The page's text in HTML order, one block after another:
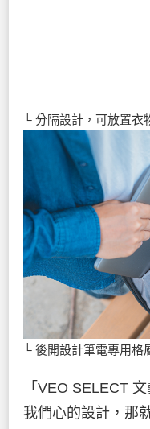
└ 分隔設計，可放置衣
└ 後開設計筆電專用格
「 VEO SELECT
我們心的設計，那